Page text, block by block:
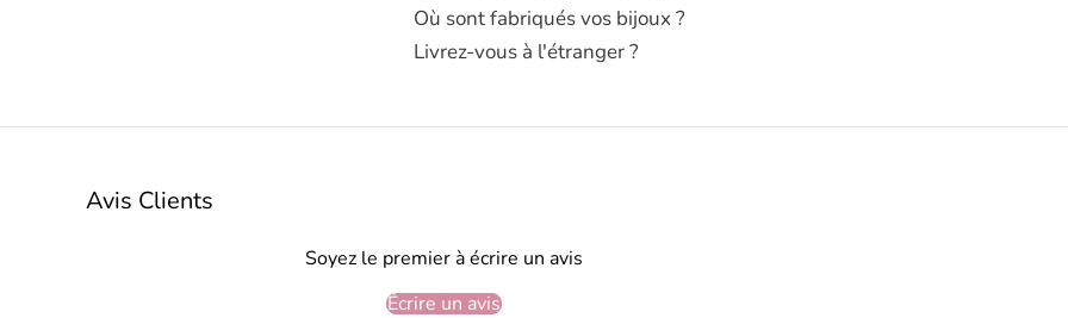
Où sont fabriqués vos bijoux ?
Livrez-vous à l'étranger ?
Avis Clients
Soyez le premier à écrire un avis
Écrire un avis